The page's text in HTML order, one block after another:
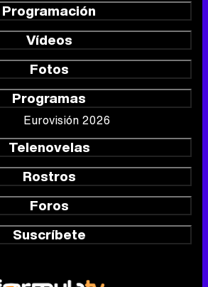
Programación
Vídeos
Fotos
Programas
Eurovisión 2026
Telenovelas
Rostros
Foros
Suscríbete